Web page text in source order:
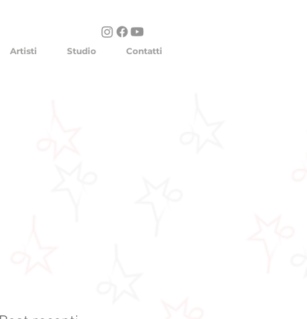
Artisti Studio Contatti